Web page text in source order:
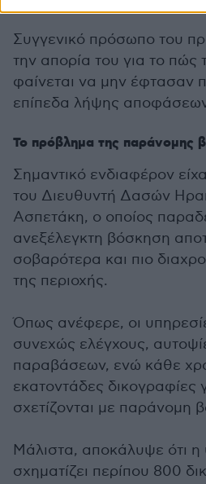
Συγγενικό πρόσωπο του
την απορία του για το πώς
φαίνεται να μην έφτασαν
επίπεδα λήψης
Το πρόβλημα της παράνομης
Σημαντικό ενδιαφέρον
του Διευθυντή Δασών
Ασπετάκη, ο οποίος
ανεξέλεγκτη βόσκηση
σοβαρότερα και πιο
της περιοχής.
Όπως ανέφερε, οι
συνεχώς ελέγχους,
παραβάσεων, ενώ κάθε
εκατοντάδες δικογραφίες
σχετίζονται με παράνομη
Μάλιστα, αποκάλυψε ότι η
σχηματίζει περίπου 800